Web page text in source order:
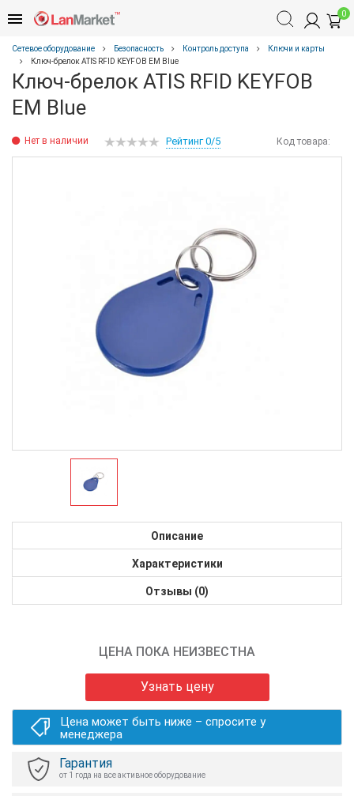
0
Сетевое оборудование Безопасность Контроль доступа
Ключи и карты
Ключ-брелок ATIS RFID KEYFOB EM Blue
Ключ-брелок ATIS RFID KEYFOB
EM Blue
Нет в наличии Код товара:
Рейтинг 0/5
Описание
Характеристики
Отзывы (0)
ЦЕНА ПОКА НЕИЗВЕСТНА
Узнать цену
Цена может быть ниже – спросите у
менеджера
Гарантия
от 1 года на все активное оборудование